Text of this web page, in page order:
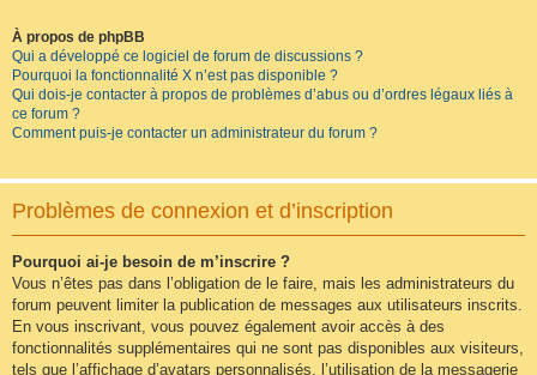
À propos de phpBB
Qui a développé ce logiciel de forum de discussions ?
Pourquoi la fonctionnalité X n’est pas disponible ?
Qui dois-je contacter à propos de problèmes d’abus ou d’ordres légaux liés à
ce forum ?
Comment puis-je contacter un administrateur du forum ?
Problèmes de connexion et d’inscription
Pourquoi ai-je besoin de m’inscrire ?
Vous n’êtes pas dans l’obligation de le faire, mais les administrateurs du
forum peuvent limiter la publication de messages aux utilisateurs inscrits.
En vous inscrivant, vous pouvez également avoir accès à des
fonctionnalités supplémentaires qui ne sont pas disponibles aux visiteurs,
tels que l’affichage d’avatars personnalisés, l’utilisation de la messagerie